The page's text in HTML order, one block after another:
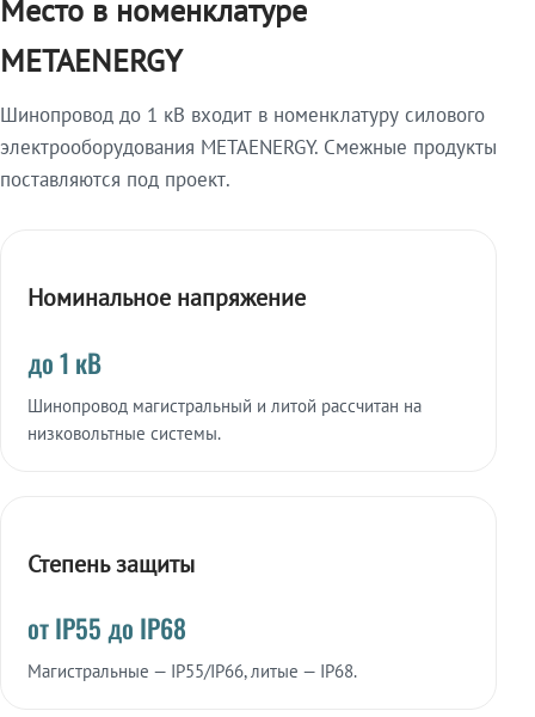
Место в номенклатуре
METAENERGY
Шинопровод до 1 кВ входит в номенклатуру силового
электрооборудования METAENERGY. Смежные продукты
поставляются под проект.
Номинальное напряжение
до 1 кВ
Шинопровод магистральный и литой рассчитан на
низковольтные системы.
Степень защиты
от IP55 до IP68
Магистральные — IP55/IP66, литые — IP68.